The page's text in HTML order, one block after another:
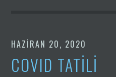
HAZIRAN 20, 2020
COVID TATİLİ